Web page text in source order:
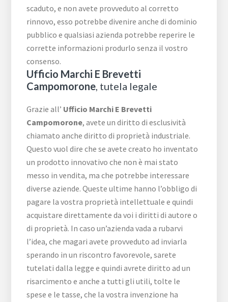
scaduto, e non avete provveduto al corretto
rinnovo, esso potrebbe divenire anche di dominio
pubblico e qualsiasi azienda potrebbe reperire le
corrette informazioni produrlo senza il vostro
consenso.
Ufficio Marchi E Brevetti
Campomorone, tutela legale
Grazie all’ Ufficio Marchi E Brevetti
Campomorone, avete un diritto di esclusività
chiamato anche diritto di proprietà industriale.
Questo vuol dire che se avete creato ho inventato
un prodotto innovativo che non è mai stato
messo in vendita, ma che potrebbe interessare
diverse aziende. Queste ultime hanno l’obbligo di
pagare la vostra proprietà intellettuale e quindi
acquistare direttamente da voi i diritti di autore o
di proprietà. In caso un’azienda vada a rubarvi
l’idea, che magari avete provveduto ad inviarla
sperando in un riscontro favorevole, sarete
tutelati dalla legge e quindi avrete diritto ad un
risarcimento e anche a tutti gli utili, tolte le
spese e le tasse, che la vostra invenzione ha